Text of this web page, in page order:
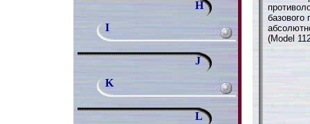
H
I
J
K
L
базового
(Model